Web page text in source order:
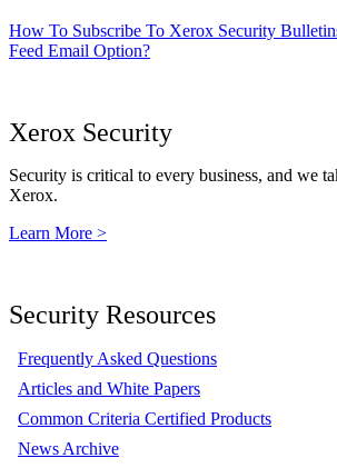
How To Subscribe To Xerox Security
Feed Email Option?
Xerox Security
Security is critical to every business, and we
Xerox.
Learn More >
Security Resources
Frequently Asked Questions
Articles and White Papers
Common Criteria Certified Products
News Archive